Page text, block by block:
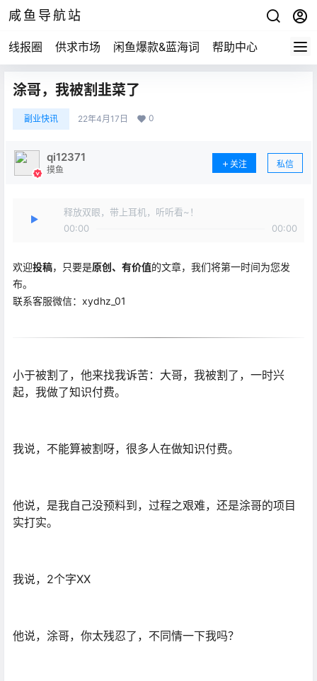
咸鱼导航站
线报圈 供求市场 闲鱼爆款&蓝海词 帮助中心
涂哥，我被割韭菜了
副业快讯 22年4月17日 0
qi12371
摸鱼
关注 私信
释放双眼，带上耳机，听听看~！
00:00
00:00
欢迎投稿，只要是原创、有价值的文章，我们将第一时间为您发
布。
联系客服微信：xydhz_01
小于被割了，他来找我诉苦：大哥，我被割了，一时兴
起，我做了知识付费。
我说，不能算被割呀，很多人在做知识付费。
他说，是我自己没预料到，过程之艰难，还是涂哥的项目
实打实。
我说，2个字XX
他说，涂哥，你太残忍了，不同情一下我吗？